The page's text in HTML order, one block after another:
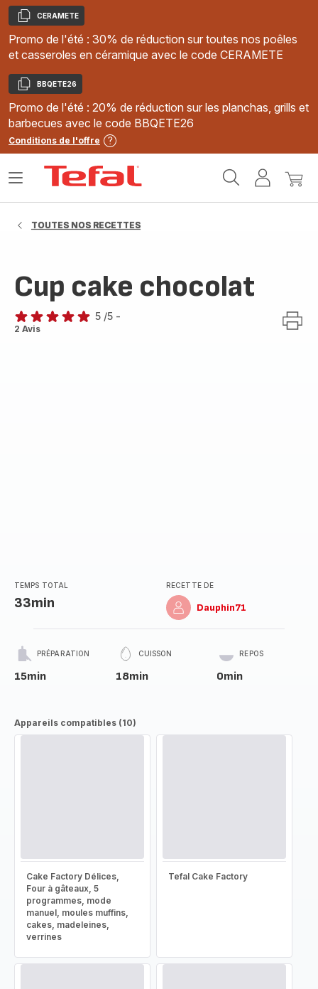
Copier
CERAMETE
Promo de l'été : 30% de réduction sur toutes nos poêles
et casseroles en céramique avec le code CERAMETE
Copier
BBQETE26
Promo de l'été : 20% de réduction sur les planchas, grills et
barbecues avec le code BBQETE26
Conditions de l'offre
MonMon
Ouvrir
TOUTES NOS RECETTES
Cup cake chocolat
Avis
5 /5 -
2 Avis
TEMPS TOTAL
33min
RECETTE DE
Dauphin71
PRÉPARATION
15min
CUISSON
18min
REPOS
0min
Appareils compatibles (10)
Cake Factory Délices,
Four à gâteaux, 5
programmes, mode
manuel, moules muffins,
cakes, madeleines,
verrines
Tefal Cake Factory